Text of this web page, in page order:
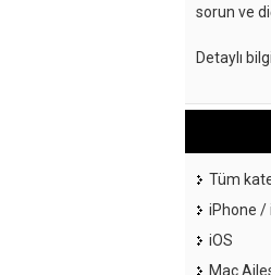
sorun ve
Detaylı
Tüm
iPhone /
iOS
Mac